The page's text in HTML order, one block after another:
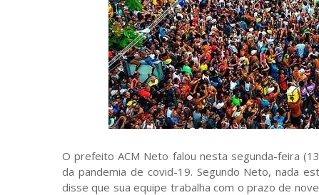
O prefeito ACM Neto falou nesta segunda-feira
da pandemia de covid-19. Segundo Neto, nada
disse que sua equipe trabalha com o prazo de